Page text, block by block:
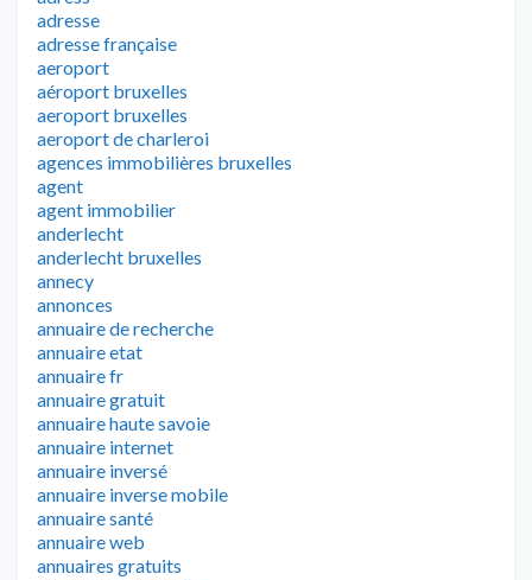
adresse
adresse française
aeroport
aéroport bruxelles
aeroport bruxelles
aeroport de charleroi
agences immobilières bruxelles
agent
agent immobilier
anderlecht
anderlecht bruxelles
annecy
annonces
annuaire de recherche
annuaire etat
annuaire fr
annuaire gratuit
annuaire haute savoie
annuaire internet
annuaire inversé
annuaire inverse mobile
annuaire santé
annuaire web
annuaires gratuits